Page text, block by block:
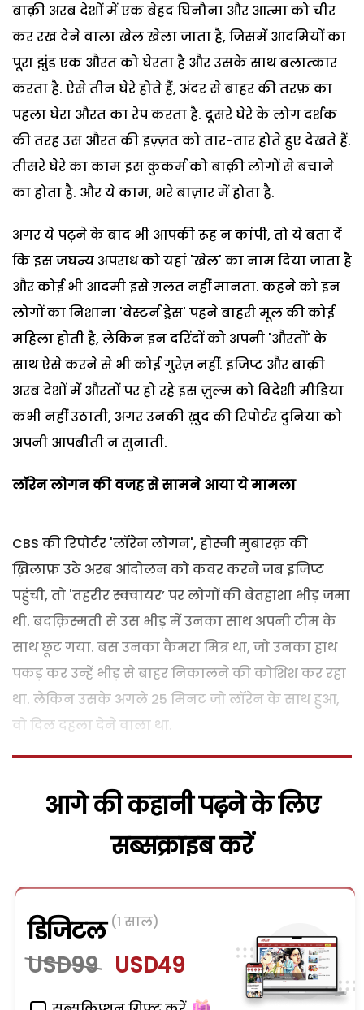
बाक़ी अरब देशों में एक बेहद घिनौना और आत्मा को चीर
कर रख देने वाला खेल खेला जाता है, जिसमें आदमियों का
पूरा झुंड एक औरत को घेरता है और उसके साथ बलात्कार
करता है. ऐसे तीन घेरे होते हैं, अंदर से बाहर की तरफ़ का
पहला घेरा औरत का रेप करता है. दूसरे घेरे के लोग दर्शक
की तरह उस औरत की इज़्ज़त को तार-तार होते हुए देखते हैं.
तीसरे घेरे का काम इस कुकर्म को बाक़ी लोगों से बचाने
का होता है. और ये काम, भरे बाज़ार में होता है.
अगर ये पढ़ने के बाद भी आपकी रूह न कांपी, तो ये बता दें
कि इस जघन्य अपराध को यहां 'खेल' का नाम दिया जाता है
और कोई भी आदमी इसे ग़लत नहीं मानता. कहने को इन
लोगों का निशाना 'वेस्टर्न ड्रेस' पहने बाहरी मूल की कोई
महिला होती है, लेकिन इन दरिंदों को अपनी 'औरतों' के
साथ ऐसे करने से भी कोई गुरेज़ नहीं. इजिप्ट और बाक़ी
अरब देशों में औरतों पर हो रहे इस ज़ुल्म को विदेशी मीडिया
कभी नहीं उठाती, अगर उनकी ख़ुद की रिपोर्टर दुनिया को
अपनी आपबीती न सुनाती.
लॉरेन लोगन की वजह से सामने आया ये मामला
CBS की रिपोर्टर 'लॉरेन लोगन', होस्नी मुबारक़ की
ख़िलाफ़ उठे अरब आंदोलन को कवर करने जब इजिप्ट
पहुंची, तो 'तहरीर स्क्वायर’ पर लोगों की बेतहाशा भीड़ जमा
थी. बदक़िस्मती से उस भीड़ में उनका साथ अपनी टीम के
साथ छूट गया. बस उनका कैमरा मित्र था, जो उनका हाथ
पकड़ कर उन्हें भीड़ से बाहर निकालने की कोशिश कर रहा
था. लेकिन उसके अगले 25 मिनट जो लॉरेन के साथ हुआ,
वो दिल दहला देने वाला था.
आगे की कहानी पढ़ने के लिए
सब्सक्राइब करें
डिजिटल (1 साल)
USD99 USD49